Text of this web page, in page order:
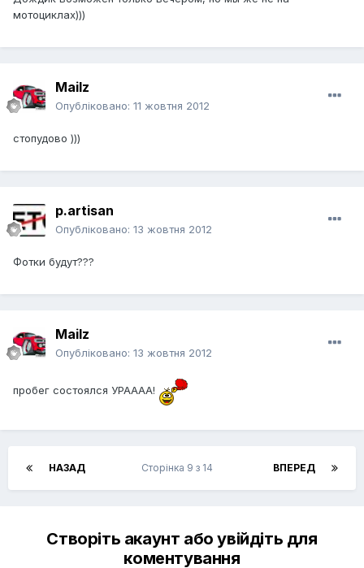
мотоциклах)))
Mailz
Опубліковано: 11 жовтня 2012
стопудово )))
p.artisan
Опубліковано: 13 жовтня 2012
Фотки будут???
Mailz
Опубліковано: 13 жовтня 2012
пробег состоялся УРАААА!
НАЗАД ВПЕРЕД
Сторінка 9 з 14
Створіть акаунт або увійдіть для
коментування